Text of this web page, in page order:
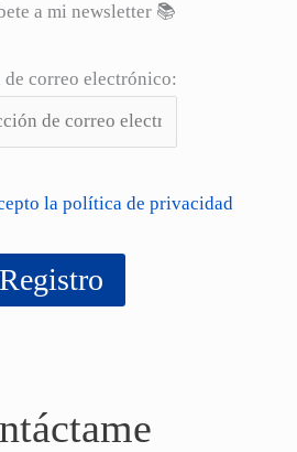
a mi newsletter 📚
correo electrónico:
la política de privacidad